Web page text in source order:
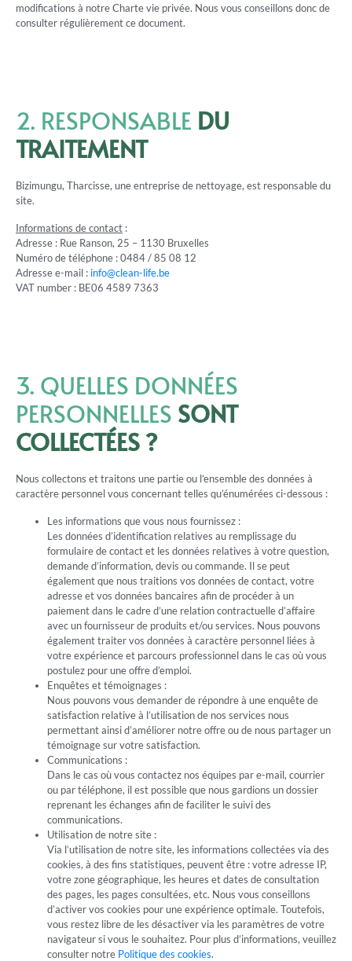
modifications à notre Charte vie privée. Nous vous conseillons donc de
consulter régulièrement ce document.
2. RESPONSABLE DU
TRAITEMENT
Bizimungu, Tharcisse, une entreprise de nettoyage, est responsable du
site.
Informations de contact :
Adresse : Rue Ranson, 25 – 1130 Bruxelles
Numéro de téléphone : 0484 / 85 08 12
Adresse e-mail : info@clean-life.be
VAT number : BE06 4589 7363
3. QUELLES DONNÉES
PERSONNELLES SONT
COLLECTÉES ?
Nous collectons et traitons une partie ou l’ensemble des données à
caractère personnel vous concernant telles qu’énumérées ci-dessous :
Les informations que vous nous fournissez :
Les données d’identification relatives au remplissage du
formulaire de contact et les données relatives à votre question,
demande d’information, devis ou commande. Il se peut
également que nous traitions vos données de contact, votre
adresse et vos données bancaires afin de procéder à un
paiement dans le cadre d’une relation contractuelle d’affaire
avec un fournisseur de produits et/ou services. Nous pouvons
également traiter vos données à caractère personnel liées à
votre expérience et parcours professionnel dans le cas où vous
postulez pour une offre d’emploi.
Enquêtes et témoignages :
Nous pouvons vous demander de répondre à une enquête de
satisfaction relative à l’utilisation de nos services nous
permettant ainsi d’améliorer notre offre ou de nous partager un
témoignage sur votre satisfaction.
Communications :
Dans le cas où vous contactez nos équipes par e-mail, courrier
ou par téléphone, il est possible que nous gardions un dossier
reprenant les échanges afin de faciliter le suivi des
communications.
Utilisation de notre site :
Via l’utilisation de notre site, les informations collectées via des
cookies, à des fins statistiques, peuvent être : votre adresse IP,
votre zone géographique, les heures et dates de consultation
des pages, les pages consultées, etc. Nous vous conseillons
d’activer vos cookies pour une expérience optimale. Toutefois,
vous restez libre de les désactiver via les paramètres de votre
navigateur si vous le souhaitez. Pour plus d’informations, veuillez
consulter notre Politique des cookies.